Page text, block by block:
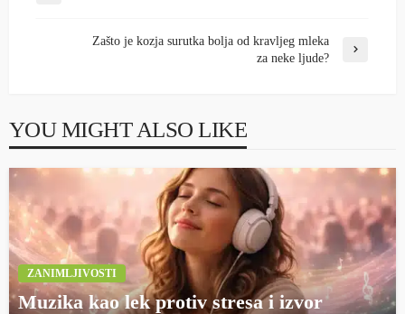
Zašto je kozja surutka bolja od kravljeg mleka
za neke ljude?
YOU MIGHT ALSO LIKE
ZANIMLJIVOSTI
Muzika kao lek protiv stresa i izvor